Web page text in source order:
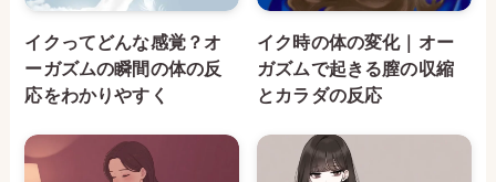
イクってどんな感覚？オ
ーガズムの瞬間の体の反
応をわかりやすく
イク時の体の変化｜オー
ガズムで起きる膣の収縮
とカラダの反応